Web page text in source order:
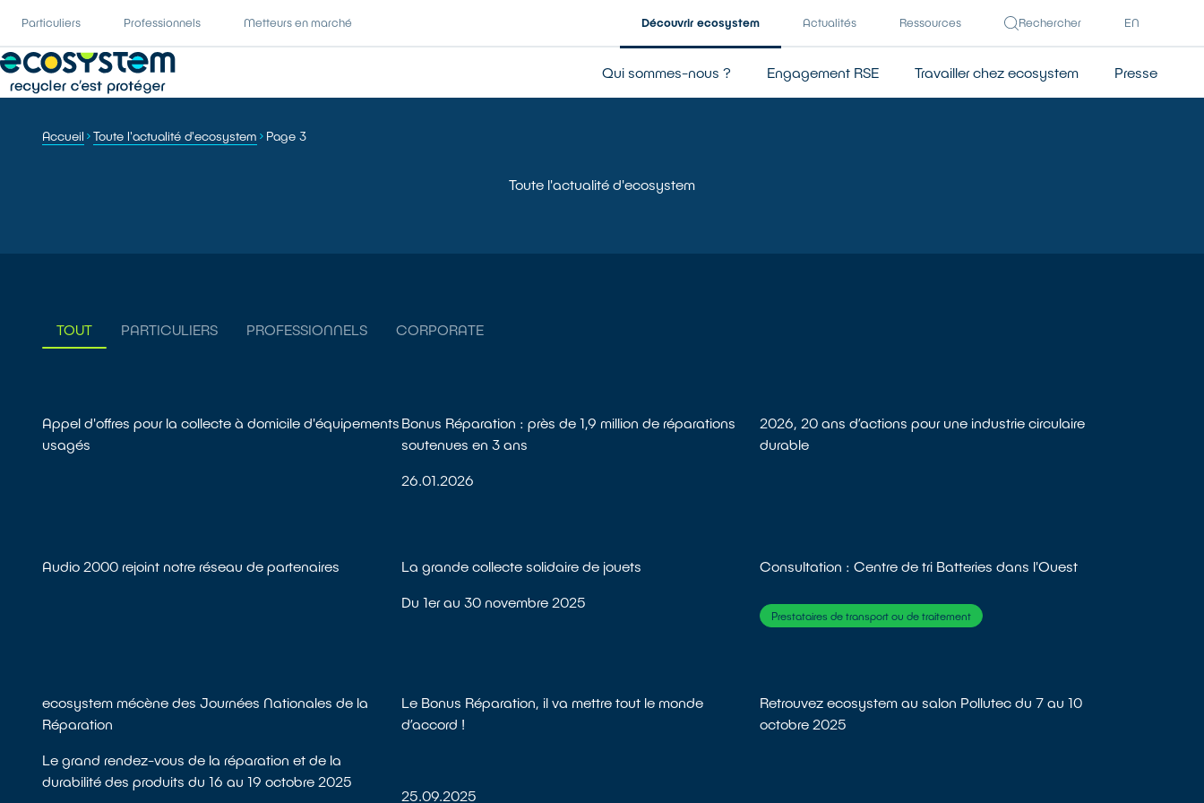
Particuliers Professionnels Metteurs en marché Découvrir ecosystem Actualités Ressources Rechercher EN
Qui sommes-nous ?
Entreprise à mission
Notre gouvernance
Engagement RSE Travailler chez ecosystem Presse
Accueil Toute l'actualité d'ecosystem Page 3
Toute l'actualité d'ecosystem
TOUT PARTICULIERS PROFESSIONNELS CORPORATE
Appel d'offres pour la collecte à domicile d'équipements
usagés
Bonus Réparation : près de 1,9 million de réparations
soutenues en 3 ans
26.01.2026
2026, 20 ans d’actions pour une industrie circulaire
durable
Audio 2000 rejoint notre réseau de partenaires La grande collecte solidaire de jouets
Du 1er au 30 novembre 2025
Consultation : Centre de tri Batteries dans l'Ouest
Prestataires de transport ou de traitement
ecosystem mécène des Journées Nationales de la
Réparation
Le grand rendez-vous de la réparation et de la
durabilité des produits du 16 au 19 octobre 2025
Le Bonus Réparation, il va mettre tout le monde
d’accord !
25.09.2025
Retrouvez ecosystem au salon Pollutec du 7 au 10
octobre 2025